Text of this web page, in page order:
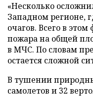
«Несколько
Западном регионе,
очагов. Всего в
пожара на общей
в МЧС. По словам
остается сложной
В тушении
самолетов и 32